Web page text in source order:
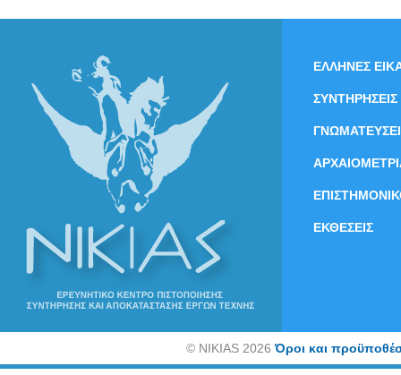
ΕΛΛΗΝΕΣ
ΣΥΝΤΗΡΗΣΕΙΣ
ΕΚΘΕΣΕΙΣ
©NIKIAS 2026Όροι και